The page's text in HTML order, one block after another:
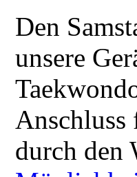
Den
unsere
Anschluss
durch den